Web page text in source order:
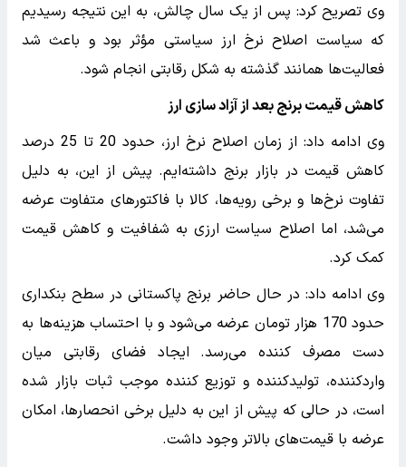
وی تصریح کرد: پس از یک سال چالش، به این نتیجه رسیدیم
که سیاست اصلاح نرخ ارز سیاستی مؤثر بود و باعث شد
فعالیت‌ها همانند گذشته به شکل رقابتی انجام شود.
کاهش قیمت برنج بعد از آزاد سازی ارز
وی ادامه داد: از زمان اصلاح نرخ ارز، حدود 20 تا 25 درصد
کاهش قیمت در بازار برنج داشته‌ایم. پیش از این، به دلیل
تفاوت نرخ‌ها و برخی رویه‌ها، کالا با فاکتورهای متفاوت عرضه
می‌شد، اما اصلاح سیاست ارزی به شفافیت و کاهش قیمت
کمک کرد.
وی ادامه داد: در حال حاضر برنج پاکستانی در سطح بنکداری
حدود 170 هزار تومان عرضه می‌شود و با احتساب هزینه‌ها به
دست مصرف کننده می‌رسد. ایجاد فضای رقابتی میان
واردکننده، تولیدکننده و توزیع کننده موجب ثبات بازار شده
است، در حالی که پیش از این به دلیل برخی انحصارها، امکان
عرضه با قیمت‌های بالاتر وجود داشت.